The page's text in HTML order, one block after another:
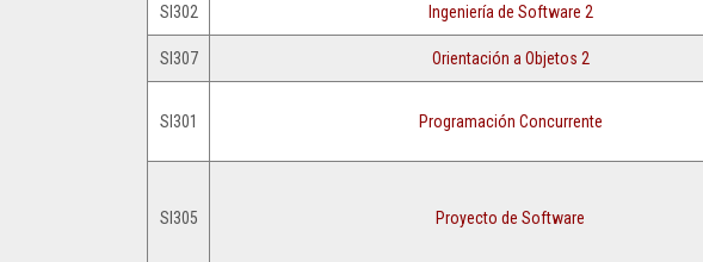
SI302 Ingeniería de Software 2
SI307 Orientación a Objetos 2
SI301 Programación Concurrente
SI305 Proyecto de Software